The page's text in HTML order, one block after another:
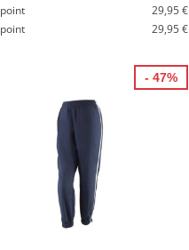
29,95 €
29,95 €
- 47%